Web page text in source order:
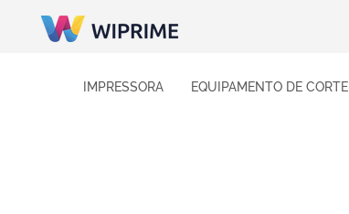
IMPRESSORA EQUIPAMENTO DE CORTE